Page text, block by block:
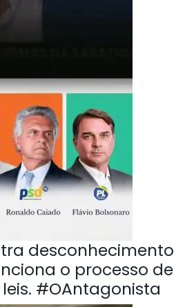
desconhecimento
o processo de
#OAntagonista